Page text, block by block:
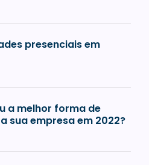
presenciais em
a melhor forma de
sua empresa em 2022?